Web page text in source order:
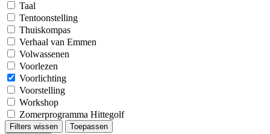
Taal
Tentoonstelling
Thuiskompas
Verhaal van Emmen
Volwassenen
Voorlezen
Voorlichting
Voorstelling
Workshop
Zomerprogramma Hittegolf
Filters wissen
Toepassen